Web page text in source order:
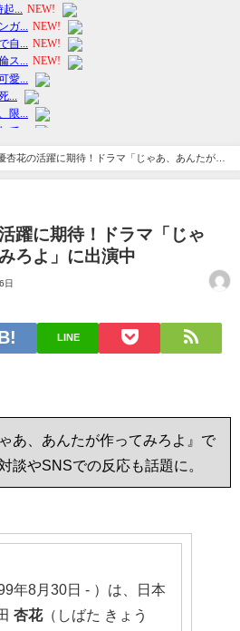
杏花の活躍に期待！ドラマ「じゃあ、あんたが作
躍に期待！ドラマ「じゃ
ろよ」に出演中
日
LINE
あ、あんたが作ってみろよ』で
談やSNSでの反応も話題に。
年8月30日 - ）は、日本
杏花（しばた きょう